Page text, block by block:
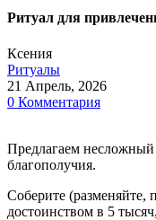
Ритуал для
Ксения
Ритуалы
21 Апрель, 2026
0 Комментария
Предлагаем несложный
благополучия.
Соберите (разменяйте,
достоинством в 5